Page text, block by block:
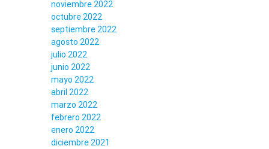
noviembre 2022
octubre 2022
septiembre 2022
agosto 2022
julio 2022
junio 2022
mayo 2022
abril 2022
marzo 2022
febrero 2022
enero 2022
diciembre 2021